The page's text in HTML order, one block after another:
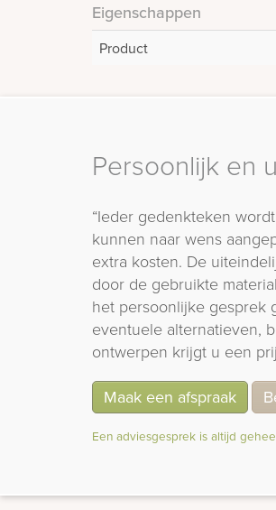
Eigenschappen
Product
Persoonlijk en
“Ieder gedenkteken
kunnen naar wens
extra kosten. De
door de gebruikte
het persoonlijke gesprek
eventuele alternatieven,
ontwerpen krijgt u een
Maak een afspraak
Een adviesgesprek is altijd